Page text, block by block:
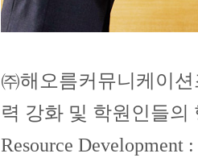
㈜해오름커뮤니케이
력 강화 및 학원인들의
Resource